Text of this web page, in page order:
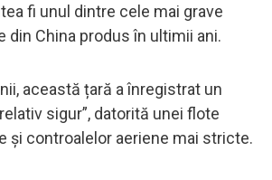
fi unul dintre cele mai grave
din China produs în ultimii ani.
această țară a înregistrat un
sigur”, datorită unei flote
și controalelor aeriene mai stricte.